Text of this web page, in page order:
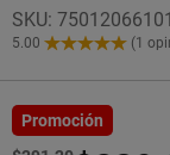
SKU:
5.00
5.00
Estrellas!
(1
Promoción